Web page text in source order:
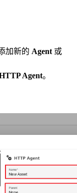
加新的 Agent 或
Agent。